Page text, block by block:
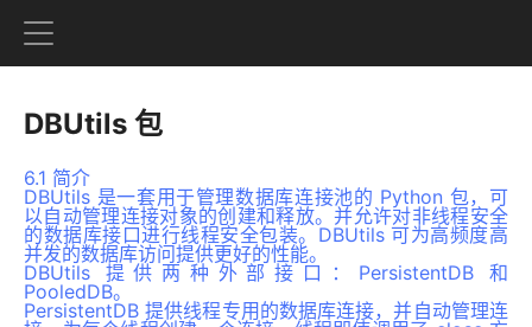
DBUtils 包
6.1 简介
DBUtils 是一套用于管理数据库连接池的 Python 包，可
以自动管理连接对象的创建和释放。并允许对非线程安全
的数据库接口进行线程安全包装。DBUtils 可为高频度高
并发的数据库访问提供更好的性能。
DBUtils 提供两种外部接口：PersistentDB 和
PooledDB。
PersistentDB 提供线程专用的数据库连接，并自动管理连